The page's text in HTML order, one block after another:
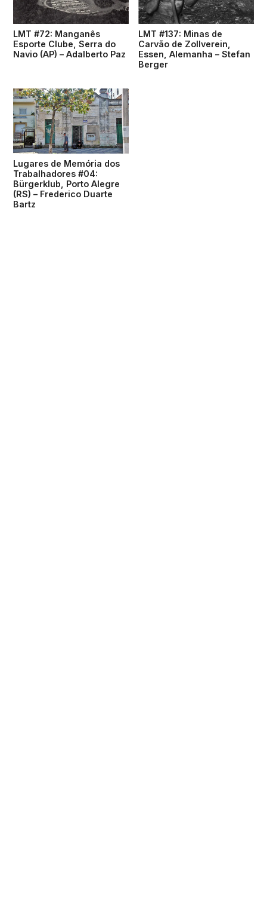
LMT #72: Manganês
Esporte Clube, Serra do
Navio (AP) – Adalberto Paz
LMT #137: Minas de
Carvão de Zollverein,
Essen, Alemanha – Stefan
Berger
Lugares de Memória dos
Trabalhadores #04:
Bürgerklub, Porto Alegre
(RS) – Frederico Duarte
Bartz